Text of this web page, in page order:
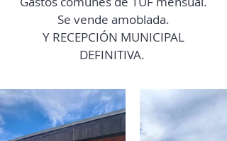
Se vende amoblada.
Y RECEPCIÓN MUNICIPAL
DEFINITIVA.